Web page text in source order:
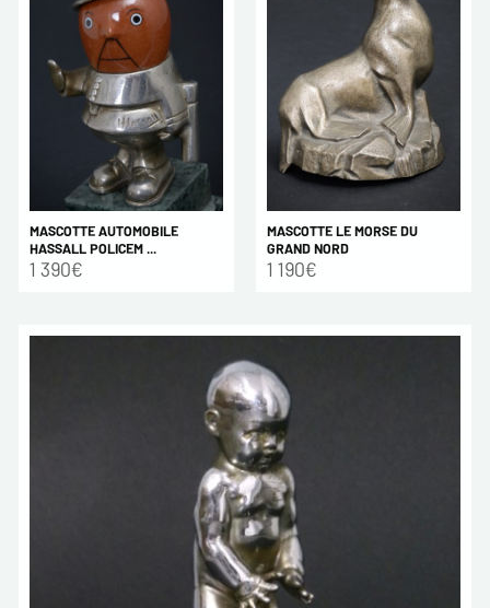
MASCOTTE AUTOMOBILE
HASSALL POLICEM ...
1 390€
MASCOTTE LE MORSE DU
GRAND NORD
1 190€